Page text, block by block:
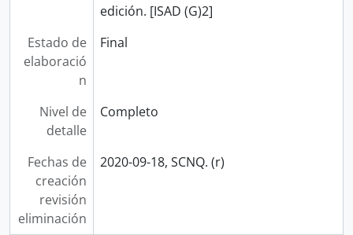
edición. [ISAD (G)2]
Estado de
elaboració
n
Final
Nivel de
detalle
Completo
Fechas de
creación
revisión
eliminación
2020-09-18, SCNQ. (r)